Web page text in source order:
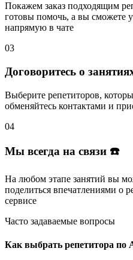
Покажем заказ подходящим
готовы помочь, а вы сможете
напрямую в чате
03
Договоритесь о
Выберите репетиторов,
обменяйтесь контактами и
04
Мы всегда на связи ☎️
На любом этапе занятий вы
поделиться впечатлениями о
сервисе
Часто задаваемые вопросы
Как выбрать репетитора по